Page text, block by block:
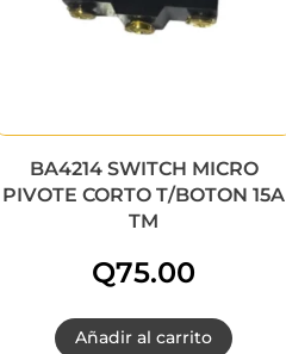
BA4214 SWITCH MICRO
PIVOTE CORTO T/BOTON 15A
TM
Q75.00
Añadir al carrito